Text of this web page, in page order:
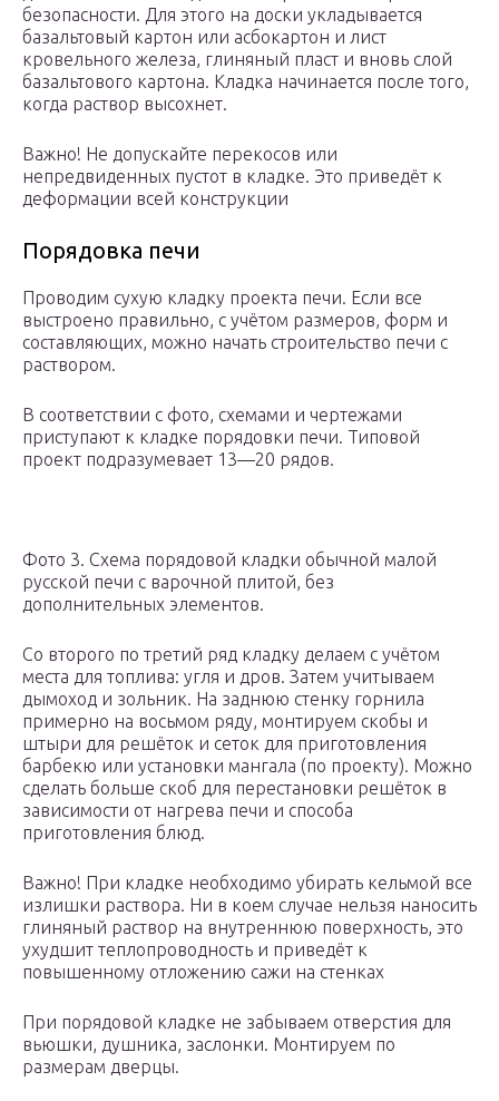
безопасности. Для этого на доски укладывается
базальтовый картон или асбокартон и лист
кровельного железа, глиняный пласт и вновь слой
базальтового картона. Кладка начинается после того,
когда раствор высохнет.
Важно! Не допускайте перекосов или
непредвиденных пустот в кладке. Это приведёт к
деформации всей конструкции
Порядовка печи
Проводим сухую кладку проекта печи. Если все
выстроено правильно, с учётом размеров, форм и
составляющих, можно начать строительство печи с
раствором.
В соответствии с фото, схемами и чертежами
приступают к кладке порядовки печи. Типовой
проект подразумевает 13—20 рядов.
Фото 3. Схема порядовой кладки обычной малой
русской печи с варочной плитой, без
дополнительных элементов.
Со второго по третий ряд кладку делаем с учётом
места для топлива: угля и дров. Затем учитываем
дымоход и зольник. На заднюю стенку горнила
примерно на восьмом ряду, монтируем скобы и
штыри для решёток и сеток для приготовления
барбекю или установки мангала (по проекту). Можно
сделать больше скоб для перестановки решёток в
зависимости от нагрева печи и способа
приготовления блюд.
Важно! При кладке необходимо убирать кельмой все
излишки раствора. Ни в коем случае нельзя наносить
глиняный раствор на внутреннюю поверхность, это
ухудшит теплопроводность и приведёт к
повышенному отложению сажи на стенках
При порядовой кладке не забываем отверстия для
вьюшки, душника, заслонки. Монтируем по
размерам дверцы.